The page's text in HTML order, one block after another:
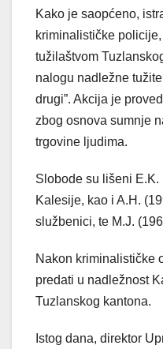
Kako je saopćeno,
kriminalističke
tužilaštvom
nalogu nadležne
drugi”. Akcija je
zbog osnova sumnje
trgovine ljudima.
Slobode su lišeni E.K.
Kalesije, kao i A.H.
službenici, te M.J.
Nakon kriminalističke
predati u nadležnost
Tuzlanskog kantona.
Istog dana, direktor